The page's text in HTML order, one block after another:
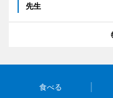
先生
食べる